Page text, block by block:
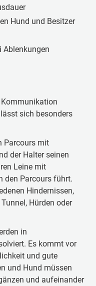
Hund und Besitzer
Ablenkungen
Kommunikation
sich besonders
Parcours mit
der Halter seinen
Leine mit
den Parcours führt.
Hindernissen,
Hürden oder
in
Es kommt vor
und gute
und Hund müssen
und aufeinander